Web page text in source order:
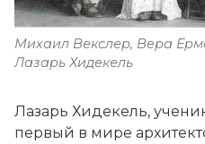
Михаил Векслер, Вера
Лазарь Хидекель
Лазарь Хидекель,
первый в мире